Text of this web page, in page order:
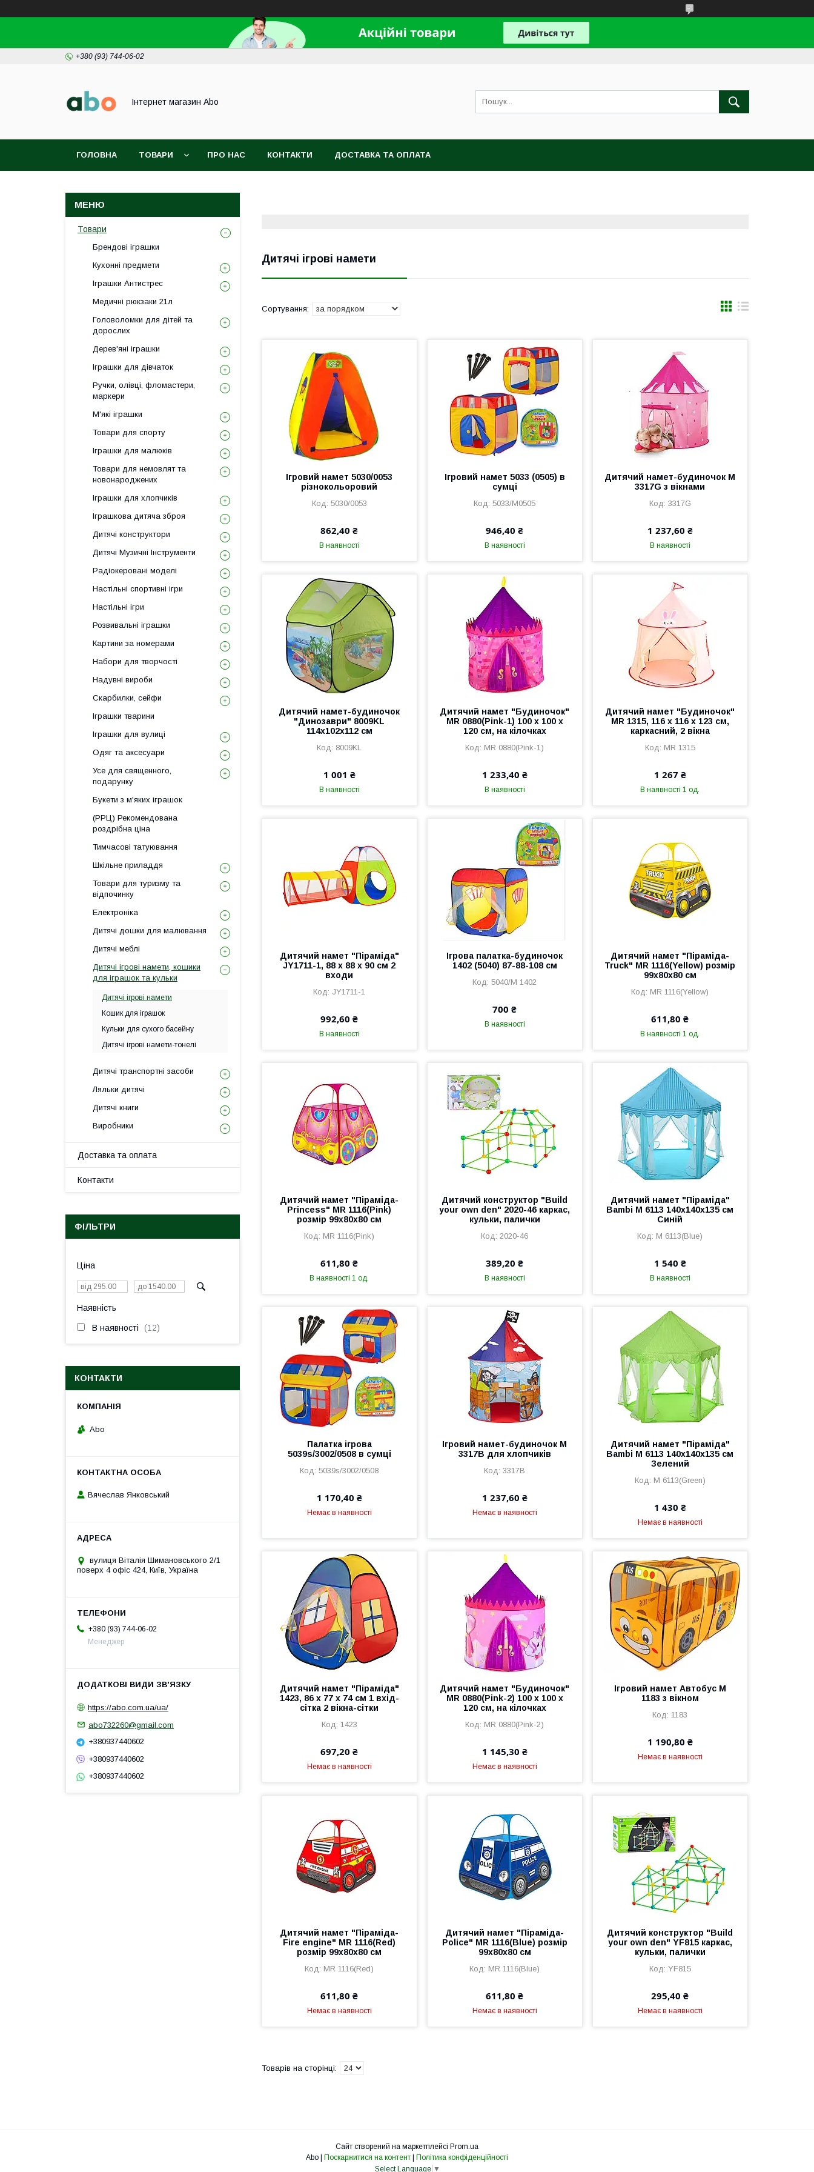
+380 (93) 744-06-02
Інтернет магазин Abo
ГОЛОВНА ТОВАРИ ПРО НАС КОНТАКТИ ДОСТАВКА ТА ОПЛАТА
Дитячі ігрові намети
Ігровий намет 5030/0053
різнокольоровий
5030/0053
862,40 ₴
В наявності
Ігровий намет 5033 (0505) в
сумці
5033/М0505
946,40 ₴
В наявності
Дитячий намет-будиночок M
3317G з вікнами
3317G
1 237,60 ₴
В наявності
Дитячий намет-будиночок
"Динозаври" 8009KL
114х102х112 см
8009KL
1 001 ₴
В наявності
Дитячий намет "Будиночок"
MR 0880(Pink-1) 100 х 100 х
120 см, на кілочках
MR 0880(Pink-1)
1 233,40 ₴
В наявності
Дитячий намет "Будиночок"
MR 1315, 116 х 116 х 123 см,
каркасний, 2 вікна
MR 1315
1 267 ₴
В наявності 1 од.
Дитячий намет "Піраміда"
JY1711-1, 88 х 88 х 90 см 2
входи
JY1711-1
992,60 ₴
В наявності
Ігрова палатка-будиночок
1402 (5040) 87-88-108 см
5040/М 1402
700 ₴
В наявності
Дитячий намет "Піраміда-
Truck" MR 1116(Yellow) розмір
99х80х80 см
MR 1116(Yellow)
611,80 ₴
В наявності 1 од.
Дитячий намет "Піраміда-
Princess" MR 1116(Pink)
розмір 99х80х80 см
MR 1116(Pink)
611,80 ₴
В наявності 1 од.
Дитячий конструктор "Build
your own den" 2020-46 каркас,
кульки, палички
2020-46
389,20 ₴
В наявності
Дитячий намет "Піраміда"
Bambi M 6113 140х140х135 см
Синій
M 6113(Blue)
1 540 ₴
В наявності
Палатка ігрова
5039s/3002/0508 в сумці
5039s/3002/0508
1 170,40 ₴
Немає в наявності
Ігровий намет-будиночок M
3317B для хлопчиків
3317B
1 237,60 ₴
Немає в наявності
Дитячий намет "Піраміда"
Bambi M 6113 140х140х135 см
Зелений
M 6113(Green)
1 430 ₴
Немає в наявності
Дитячий намет "Піраміда"
1423, 86 х 77 х 74 см 1 вхід-
сітка 2 вікна-сітки
1423
697,20 ₴
Немає в наявності
Дитячий намет "Будиночок"
MR 0880(Pink-2) 100 х 100 х
120 см, на кілочках
MR 0880(Pink-2)
1 145,30 ₴
Немає в наявності
Ігровий намет Автобус M
1183 з вікном
1183
1 190,80 ₴
Немає в наявності
Дитячий намет "Піраміда-
Fire engine" MR 1116(Red)
розмір 99х80х80 см
MR 1116(Red)
611,80 ₴
Немає в наявності
Дитячий намет "Піраміда-
Police" MR 1116(Blue) розмір
99х80х80 см
MR 1116(Blue)
611,80 ₴
Немає в наявності
Дитячий конструктор "Build
your own den" YF815 каркас,
кульки, палички
YF815
295,40 ₴
Немає в наявності
Товари
Брендові іграшки
Кухонні предмети
Іграшки Антистрес
Медичні рюкзаки 21л
Головоломки для дітей та
дорослих
Дерев'яні іграшки
Іграшки для дівчаток
Ручки, олівці, фломастери,
маркери
М'які іграшки
Товари для спорту
Іграшки для малюків
Товари для немовлят та
новонароджених
Іграшки для хлопчиків
Іграшкова дитяча зброя
Дитячі конструктори
Дитячі Музичні Інструменти
Радіокеровані моделі
Настільні спортивні ігри
Настільні ігри
Розвивальні іграшки
Картини за номерами
Набори для творчості
Надувні вироби
Скарбилки, сейфи
Іграшки тварини
Іграшки для вулиці
Одяг та аксесуари
Усе для священного,
подарунку
Букети з м'яких іграшок
(РРЦ) Рекомендована
роздрібна ціна
Тимчасові татуювання
Шкільне приладдя
Товари для туризму та
відпочинку
Електроніка
Дитячі дошки для малювання
Дитячі меблі
Дитячі ігрові намети, кошики
для іграшок та кульки
Дитячі ігрові намети
Кошик для іграшок
Кульки для сухого басейну
Дитячі ігрові намети-тонелі
Дитячі транспортні засоби
Ляльки дитячі
Дитячі книги
Виробники
Доставка та оплата
Контакти
ФІЛЬТРИ
Ціна
Наявність
В наявності 12
КОНТАКТИ
Abo
Вячеслав Янковський
вулиця Віталія Шимановського 2/1
поверх 4 офіс 424, Київ, Україна
+380 (93) 744-06-02
Менеджер
https://abo.com.ua/ua/
abo732260@gmail.com
+380937440602
+380937440602
+380937440602
Сайт створений на маркетплейсі Prom.ua
Поскаржитися на контент
Політика конфіденційності
Select Language ▼